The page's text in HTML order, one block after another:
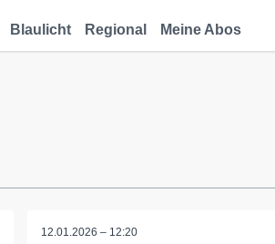
Blaulicht Regional Meine Abos
12.01.2026 – 12:20